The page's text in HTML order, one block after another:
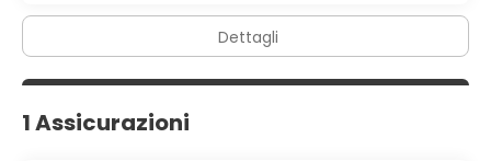
Dettagli
1 Assicurazioni